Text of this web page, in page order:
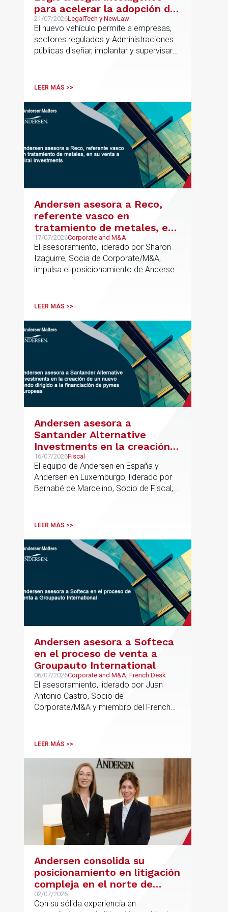
para acelerar la adopción de
IA con seguridad jurídica en
el marco regulatorio europeo
21/07/2026LegalTech y NewLaw
El nuevo vehículo permite a empresas,
sectores regulados y Administraciones
públicas diseñar, implantar y supervisar
cumplimiento normativo desde el origen.
metodología propia de gestión de
riesgos de IA y se alinea con la
estrategia española de IA soberana
articulada en torno a ALIA.
LEER MÁS >>
Andersen asesora a Reco,
referente vasco en
tratamiento de metales, en
su venta a Mirai Investments
17/07/2026Corporate and M&A
El asesoramiento, liderado por Sharon
Izaguirre, Socia de Corporate/M&A,
impulsa el posicionamiento de Andersen
procesos estratégicos de M&A
LEER MÁS >>
Andersen asesora a
Santander Alternative
Investments en la creación
de un nuevo fondo dirigido a
la financiación de pymes
europeas
16/07/2026Fiscal
El equipo de Andersen en España y
Andersen en Luxemburgo, liderado por
Bernabé de Marcelino, Socio de Fiscal,
formación del fondo, hasta el primer
LEER MÁS >>
Andersen asesora a Softeca
en el proceso de venta a
Groupauto International
06/07/2026Corporate and M&A, French Desk
El asesoramiento, liderado por Juan
Antonio Castro, Socio de
Corporate/M&A y miembro del French
españolas que combinan los sectores
LEER MÁS >>
Andersen consolida su
posicionamiento en litigación
compleja en el norte de
España con la incorporación
de Rebeca Larena
02/07/2026
Con su sólida experiencia en